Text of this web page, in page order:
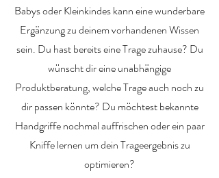
Babys oder Kleinkindes kann eine wunderbare
Ergänzung zu deinem vorhandenen Wissen
sein. Du hast bereits eine Trage zuhause? Du
wünscht dir eine unabhängige
Produktberatung, welche Trage auch noch zu
dir passen könnte? Du möchtest bekannte
Handgriffe nochmal auffrischen oder ein paar
Kniffe lernen um dein Trageergebnis zu
optimieren?